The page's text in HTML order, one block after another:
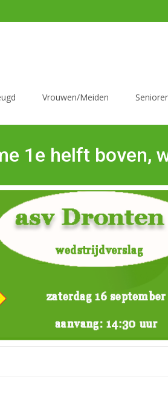
Vrouwen/Meiden
1e helft boven,